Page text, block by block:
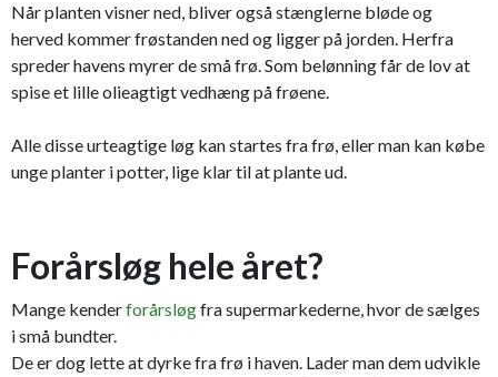
Når planten visner ned, bliver også stænglerne bløde og
herved kommer frøstanden ned og ligger på jorden. Herfra
spreder havens myrer de små frø. Som belønning får de lov at
spise et lille olieagtigt vedhæng på frøene.
Alle disse urteagtige løg kan startes fra frø, eller man kan købe
unge planter i potter, lige klar til at plante ud.
Forårsløg hele året?
Mange kenderforårsløgfra supermarkederne, hvor de sælges
i små bundter.
De er dog lette at dyrke fra frø i haven. Lader man dem udvikle